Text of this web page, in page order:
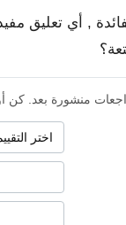
, أي تعليق
منشورة بعد. كن